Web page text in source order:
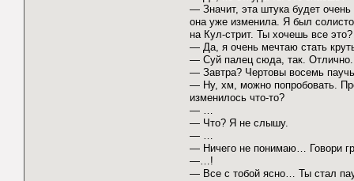
— Значит, эта штука будет
она уже изменила. Я был
на Кул-стрит. Ты хочешь все это?
— Да, я очень мечтаю стать
— Суй палец сюда, так. Отлично.
— Завтра? Чертовы восемь
— Ну, хм, можно попробовать.
изменилось что-то?
— …
— Что? Я не слышу.
— …
— Ничего не понимаю… Говори
—…!
— Все с тобой ясно… Ты стал